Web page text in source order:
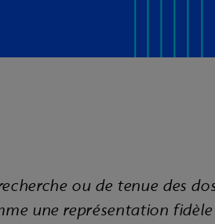
ou de tenue des
une représentation fidèle